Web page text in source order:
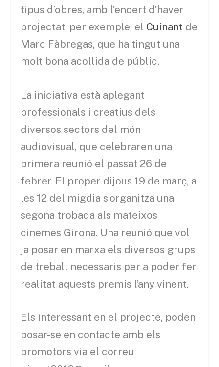
tipus d’obres, amb l’encert d’haver
projectat, per exemple, el Cuinant de
Marc Fàbregas, que ha tingut una
molt bona acollida de públic.
La iniciativa està aplegant
professionals i creatius dels
diversos sectors del món
audiovisual, que celebraren una
primera reunió el passat 26 de
febrer. El proper dijous 19 de març, a
les 12 del migdia s’organitza una
segona trobada als mateixos
cinemes Girona. Una reunió que vol
ja posar en marxa els diversos grups
de treball necessaris per a poder fer
realitat aquests premis l’any vinent.
Els interessant en el projecte, poden
posar-se en contacte amb els
promotors via el correu